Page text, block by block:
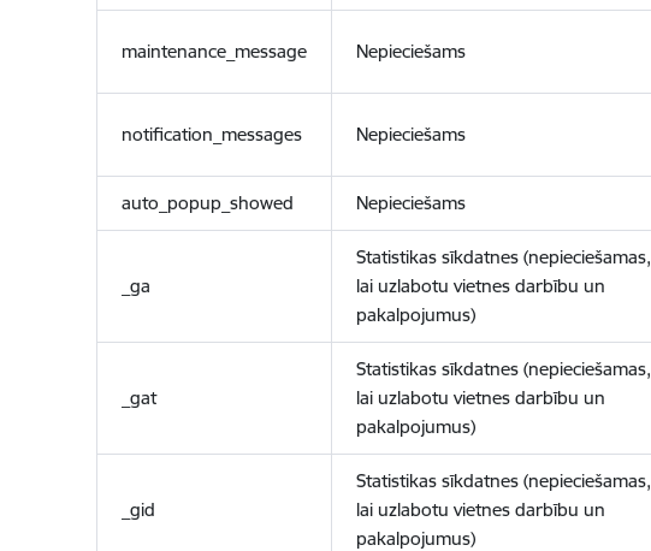
maintenance_message Nepieciešams
notification_messages Nepieciešams
auto_popup_showed Nepieciešams
_ga
Statistikas sīkdatnes (nepieciešamas,
lai uzlabotu vietnes darbību un
pakalpojumus)
_gat
Statistikas sīkdatnes (nepieciešamas,
lai uzlabotu vietnes darbību un
pakalpojumus)
_gid
Statistikas sīkdatnes (nepieciešamas,
lai uzlabotu vietnes darbību un
pakalpojumus)